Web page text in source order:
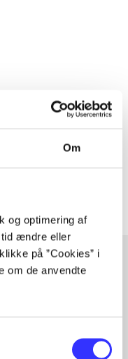
Om
og optimering af
tid ændre eller
på ”Cookies” i
om de anvendte